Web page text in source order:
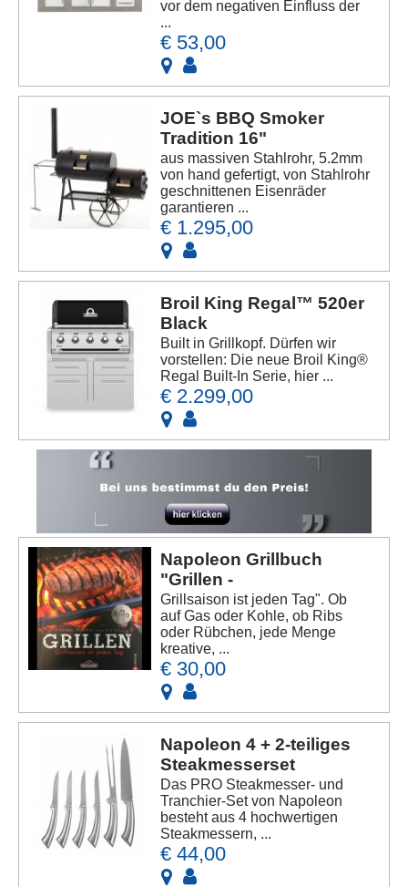
vor dem negativen Einfluss der
...
€ 53,00
JOE`s BBQ Smoker
Tradition 16"
aus massiven Stahlrohr, 5.2mm
von hand gefertigt, von Stahlrohr
geschnittenen Eisenräder
garantieren ...
€ 1.295,00
Broil King Regal™ 520er
Black
Built in Grillkopf. Dürfen wir
vorstellen: Die neue Broil King®
Regal Built-In Serie, hier ...
€ 2.299,00
Napoleon Grillbuch
"Grillen -
Grillsaison ist jeden Tag". Ob
auf Gas oder Kohle, ob Ribs
oder Rübchen, jede Menge
kreative, ...
€ 30,00
Napoleon 4 + 2-teiliges
Steakmesserset
Das PRO Steakmesser- und
Tranchier-Set von Napoleon
besteht aus 4 hochwertigen
Steakmessern, ...
€ 44,00